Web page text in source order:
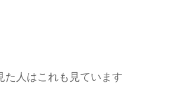
た人はこれも見ています